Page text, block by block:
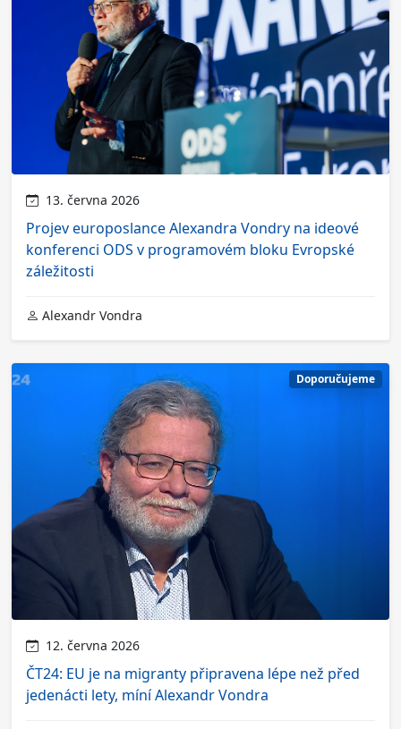
13. června 2026
Projev europoslance Alexandra Vondry na ideové
konferenci ODS v programovém bloku Evropské
záležitosti
Alexandr Vondra
Doporučujeme
12. června 2026
ČT24: EU je na migranty připravena lépe než před
jedenácti lety, míní Alexandr Vondra